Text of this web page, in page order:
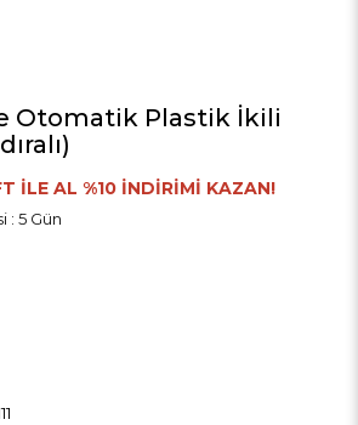
Otomatik Plastik İkili
İLE AL %10 İNDİRİMİ KAZAN!
: 5 Gün